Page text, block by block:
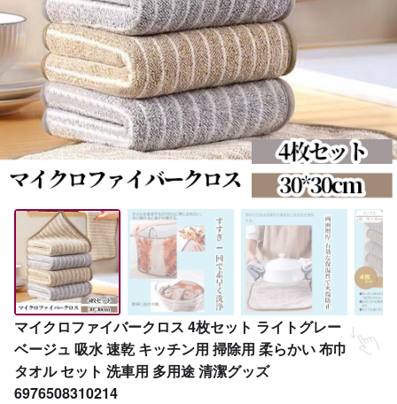
マイクロファイバークロス 4枚セット ライトグレー
ベージュ 吸水 速乾 キッチン用 掃除用 柔らかい 布巾
タオル セット 洗車用 多用途 清潔グッズ
6976508310214